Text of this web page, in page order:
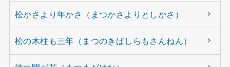
松かさより年かさ（まつかさよりとしかさ）
松の木柱も三年（まつのきばしらもさんねん）